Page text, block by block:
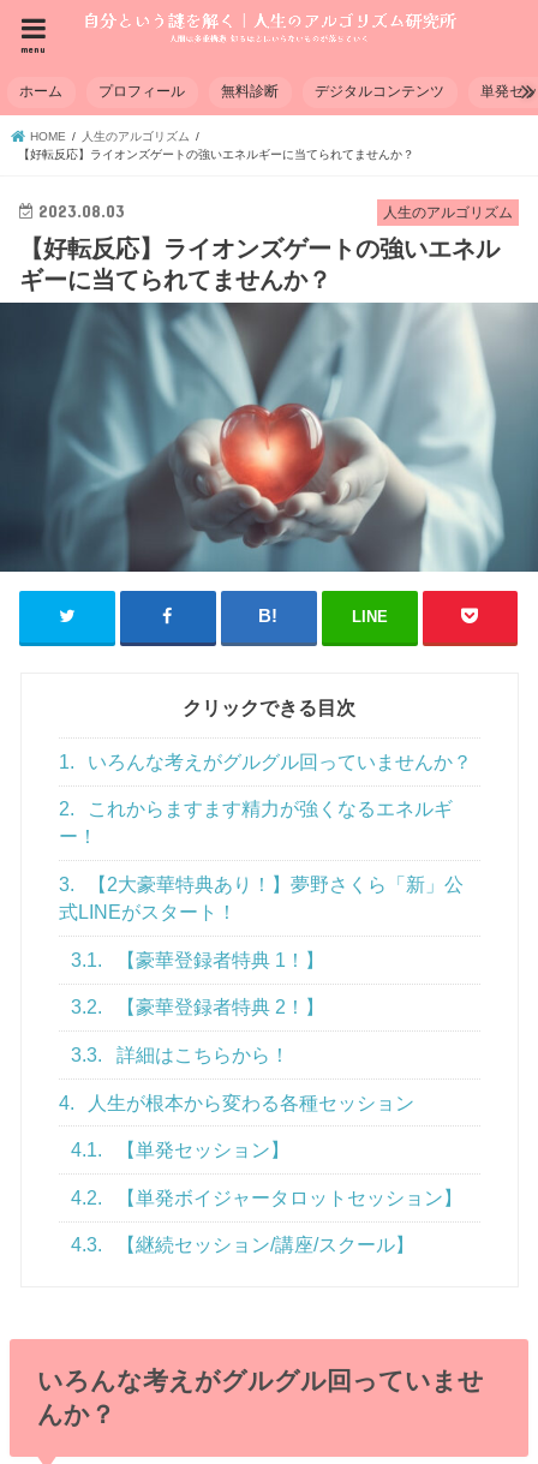
menu
ホーム プロフィール 無料診断 デジタルコンテンツ 単発セ
HOME
人生のアルゴリズム
【好転反応】ライオンズゲートの強いエネルギーに当てられてませんか？
人生のアルゴリズム
2023.08.03
【好転反応】ライオンズゲートの強いエネル
ギーに当てられてませんか？
LINE
クリックできる目次
1. いろんな考えがグルグル回っていませんか？
2.
これからますます精力が強くなるエネルギ
ー！
3.
【2大豪華特典あり！】夢野さくら「新」公
式LINEがスタート！
3.1. 【豪華登録者特典 1！】
3.2. 【豪華登録者特典 2！】
3.3. 詳細はこちらから！
4. 人生が根本から変わる各種セッション
4.1. 【単発セッション】
4.2. 【単発ボイジャータロットセッション】
4.3. 【継続セッション/講座/スクール】
いろんな考えがグルグル回っていませ
んか？